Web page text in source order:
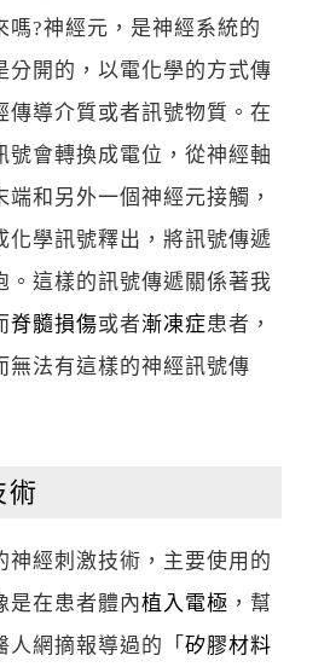
嗎?神經元，是神經系統的
分開的，以電化學的方式傳
傳導介質或者訊號物質。在
號會轉換成電位，從神經軸
端和另外一個神經元接觸，
化學訊號釋出，將訊號傳遞
。這樣的訊號傳遞關係著我
脊髓損傷或者漸凍症患者，
無法有這樣的神經訊號傳
術
神經刺激技術，主要使用的
是在患者體內植入電極 ，幫
人網摘報導過的「 矽膠材料